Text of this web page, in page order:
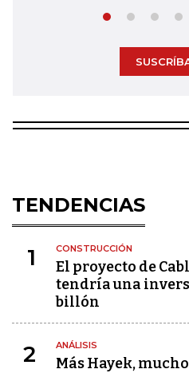
TENDENCIAS
1 CONSTRUCCIÓN
El proyecto de
tendría una
billón
2 ANÁLISIS
Más Hayek,